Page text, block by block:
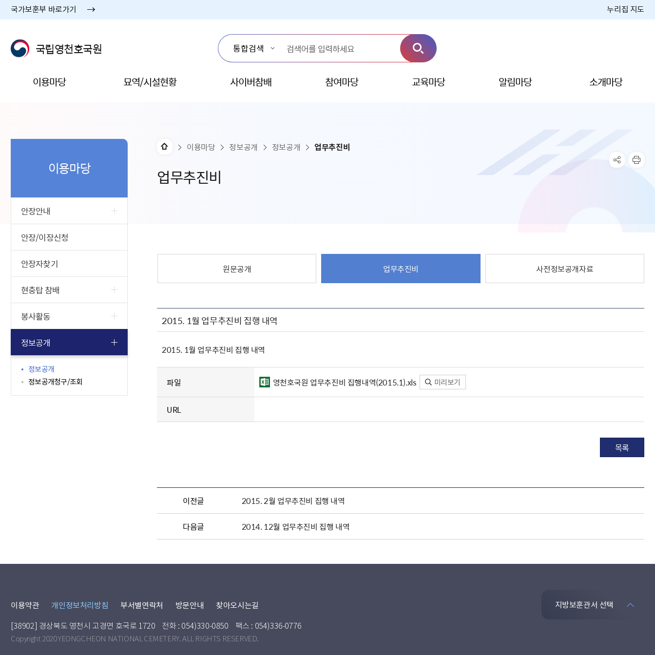
국가보훈부 바로가기 누리집 지도
국립영천호국원
이용마당 묘역/시설현황 사이버참배 참여마당 교육마당 알림마당 소개마당
업무추진비
이용마당 정보공개 정보공개 업무추진비
이용마당
안장안내
안장/이장신청
안장자찾기
현충탑 참배
봉사활동
정보공개
정보공개
정보공개청구/조회
원문공개 업무추진비 사전정보공개자료
2015. 1월 업무추진비 집행 내역
2015. 1월 업무추진비 집행 내역
파일 영천호국원 업무추진비 집행내역(2015.1).xls 미리보기
URL
목록
이전글 2015. 2월 업무추진비 집행 내역
다음글 2014. 12월 업무추진비 집행 내역
이용약관 개인정보처리방침 부서별연락처 방문안내 찾아오시는길
[38902] 경상북도 영천시 고경면 호국로 1720 전화 : 054)330-0850
팩스 : 054)336-0776
Copyright 2020 YEONGCHEON NATIONAL CEMETERY. ALL RIGHTS RESERVED.
지방보훈관서 선택